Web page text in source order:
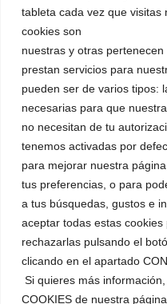
tableta cada vez que visitas
cookies son
nuestras y otras
prestan servicios para
pueden ser de varios tipos:
necesarias para que
no necesitan de tu
tenemos activadas por
para mejorar nuestra
tus preferencias, o para
a tus búsquedas, gustos e
aceptar todas estas cookies
rechazarlas pulsando el
clicando en el apartado
Si quieres más
COOKIES de nuestra página
Condiciones de Venta
Política de Privacidad
Política de Cookies
Aviso Legal
RGPD
Tienda
Mi Cuenta
Tienda